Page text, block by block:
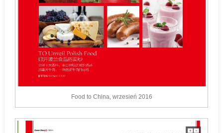
Food to China, wrzesień 2016